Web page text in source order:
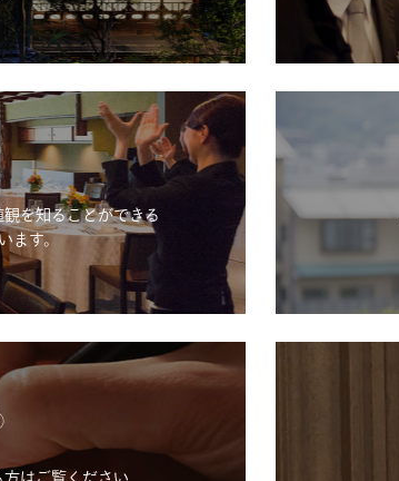
を知ることができる
ます。